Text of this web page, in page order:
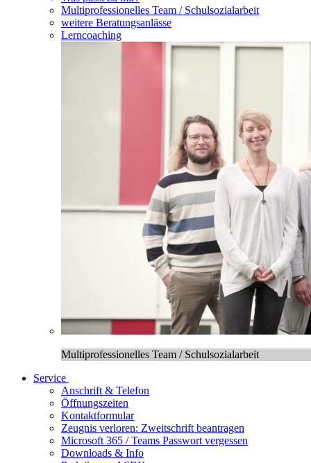
Multipro­fessionelles Team / Schulsozialarbeit
weitere Beratungsanlässe
Lerncoaching
Multiprofessionelles Team / Schulsozialarbeit
Service
Anschrift & Telefon
Öffnungszeiten
Kontaktformular
Zeugnis verloren: Zweitschrift beantragen
Microsoft 365 / Teams Passwort vergessen
Downloads & Info